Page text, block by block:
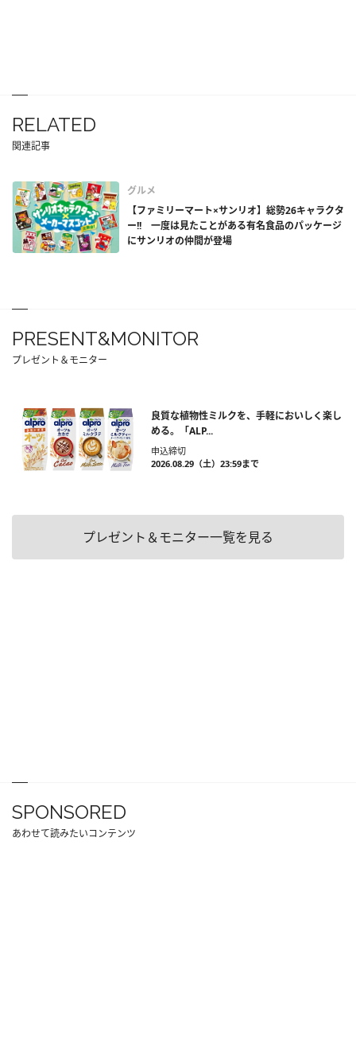
RELATED
関連記事
グルメ
【ファミリーマート×サンリオ】総勢26キャラクタ
ー!! 一度は見たことがある有名食品のパッケージ
にサンリオの仲間が登場
PRESENT&MONITOR
プレゼント＆モニター
良質な植物性ミルクを、手軽においしく楽し
める。「ALP...
申込締切
2026.08.29（土）23:59まで
プレゼント＆モニター一覧を見る
SPONSORED
あわせて読みたいコンテンツ